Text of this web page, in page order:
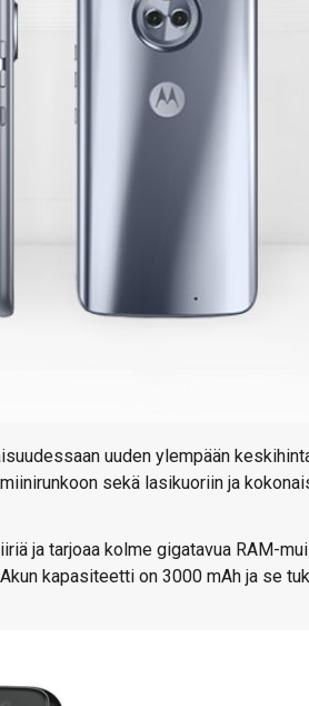
uuden ylempään
sekä lasikuoriin ja
ja tarjoaa kolme gigatavua RAM-
kapasiteetti on 3000 mAh ja se